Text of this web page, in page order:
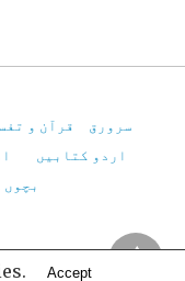
سرورق قرآن و
اردو کتابیں
Virtual Library
Accept